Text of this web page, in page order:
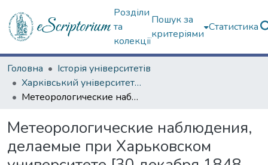
Розділи
та
колекції
Пошук за
критеріями
Статистика
Головна
Історія університетів
Харківський університет (сторінками періодичних видань)
Метеорологические наблюдения, делаемые при Харьковском университете [30 декабря 1848 года – 5 января 1849 года]
Метеорологические наблюдения,
делаемые при Харьковском